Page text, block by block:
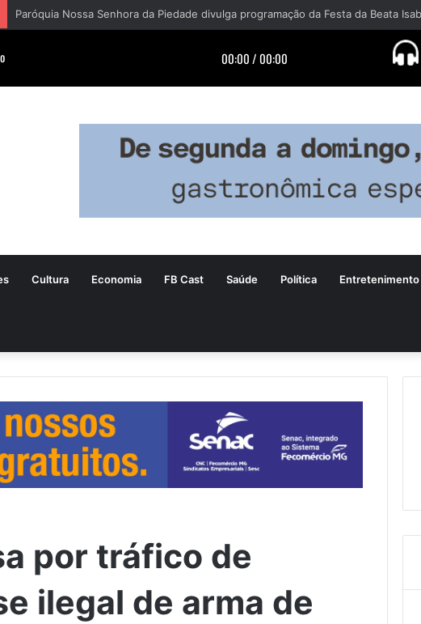
Cultura Economia FB Cast Saúde Política Entretenimento
por tráfico de
ilegal de arma de